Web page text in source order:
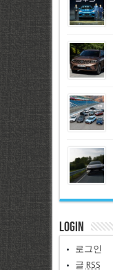
Login
로그인
글 RSS